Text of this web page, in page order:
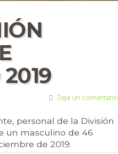
Deja un comentario
personal de la División
un masculino de 46
de 2019.